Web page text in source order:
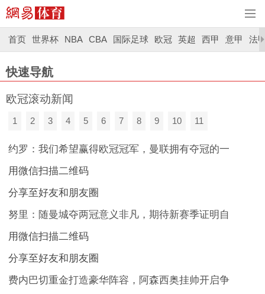
首页 世界杯 NBA CBA 国际足球 欧冠 英超 西甲 意甲 法
快速导航
欧冠滚动新闻
1 2 3 4 5 6 7 8 9 10 11
约罗：我们希望赢得欧冠冠军，曼联拥有夺冠的一
用微信扫描二维码
分享至好友和朋友圈
努里：随曼城夺两冠意义非凡，期待新赛季证明自
用微信扫描二维码
分享至好友和朋友圈
费内巴切重金打造豪华阵容，阿森西奥挂帅开启争